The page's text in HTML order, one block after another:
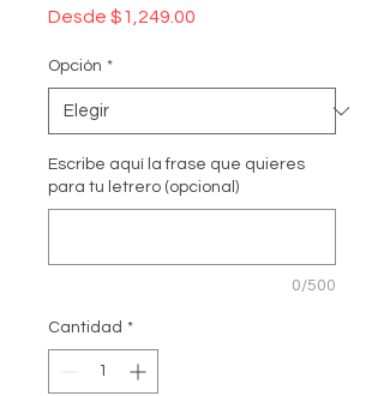
Desde $1,249.00
Opción *
Escribe aquí la frase que quieres
para tu letrero (opcional)
0/500
Cantidad *